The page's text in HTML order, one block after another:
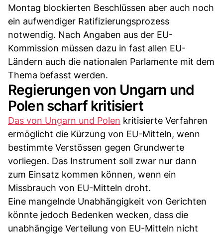
Montag blockierten Beschlüssen aber auch noch
ein aufwendiger Ratifizierungsprozess
notwendig. Nach Angaben aus der EU-
Kommission müssen dazu in fast allen EU-
Ländern auch die nationalen Parlamente mit dem
Thema befasst werden.
Regierungen von Ungarn und
Polen scharf kritisiert
Das von Ungarn und Polen kritisierte Verfahren
ermöglicht die Kürzung von EU-Mitteln, wenn
bestimmte Verstössen gegen Grundwerte
vorliegen. Das Instrument soll zwar nur dann
zum Einsatz kommen können, wenn ein
Missbrauch von EU-Mitteln droht.
Eine mangelnde Unabhängigkeit von Gerichten
könnte jedoch Bedenken wecken, dass die
unabhängige Verteilung von EU-Mitteln nicht